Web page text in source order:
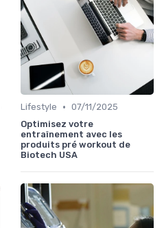
Lifestyle • 07/11/2025
Optimisez votre
entraînement avec les
produits pré workout de
Biotech USA